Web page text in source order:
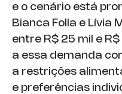
e o cenário está
Bianca Folla e Lívia
entre R$ 25 mil e
a essa demanda
a restrições
e preferências